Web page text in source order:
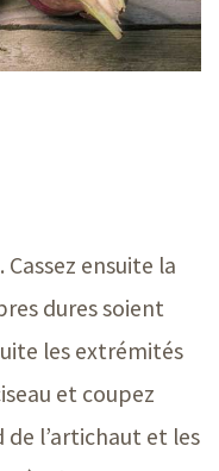
Cassez ensuite la
dures soient
les extrémités
et coupez
de l’artichaut et les